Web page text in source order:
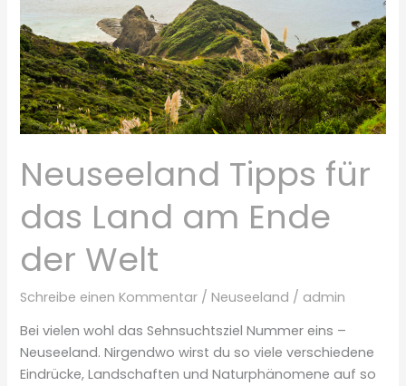
Neuseeland Tipps für
das Land am Ende
der Welt
Schreibe einen Kommentar /Neuseeland / admin
Bei vielen wohl das Sehnsuchtsziel Nummer eins –
Neuseeland. Nirgendwo wirst du so viele verschiedene
Eindrücke, Landschaften und Naturphänomene auf so